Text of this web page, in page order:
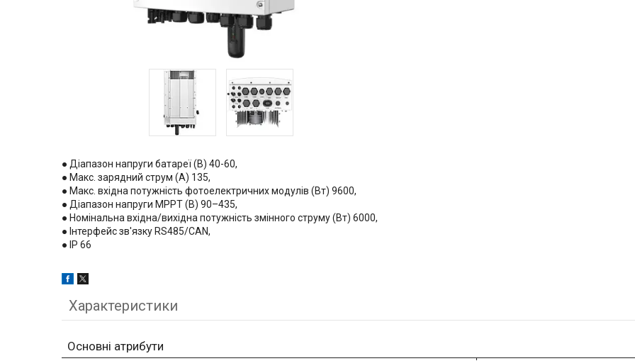
● Діапазон напруги батареї (B) 40-60,
● Макс. зарядний струм (А) 135,
● Макс. вхідна потужність фотоелектричних модулів (Вт) 9600,
● Діапазон напруги MPPT (B) 90–435,
● Номінальна вхідна/вихідна потужність змінного струму (Вт) 6000,
● Інтерфейс зв'язку RS485/CAN,
● IP 66
Характеристики
Основні атрибути